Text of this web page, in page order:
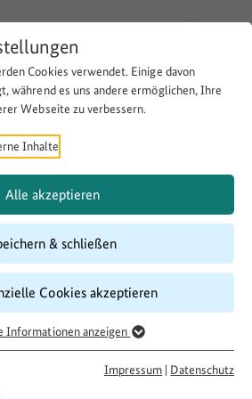
Cookies verwendet. Einige davon
während es uns andere ermöglichen, Ihre
Webseite zu verbessern.
Inhalte
Alle akzeptieren
& schließen
Cookies akzeptieren
Informationen anzeigen
Impressum | Datenschutz
und
von
link